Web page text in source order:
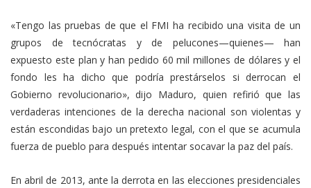
«Tengo las pruebas de que el FMI ha recibido una visita de un
grupos de tecnócratas y de pelucones—quienes— han
expuesto este plan y han pedido 60 mil millones de dólares y el
fondo les ha dicho que podría prestárselos si derrocan el
Gobierno revolucionario», dijo Maduro, quien refirió que las
verdaderas intenciones de la derecha nacional son violentas y
están escondidas bajo un pretexto legal, con el que se acumula
fuerza de pueblo para después intentar socavar la paz del país.
En abril de 2013, ante la derrota en las elecciones presidenciales